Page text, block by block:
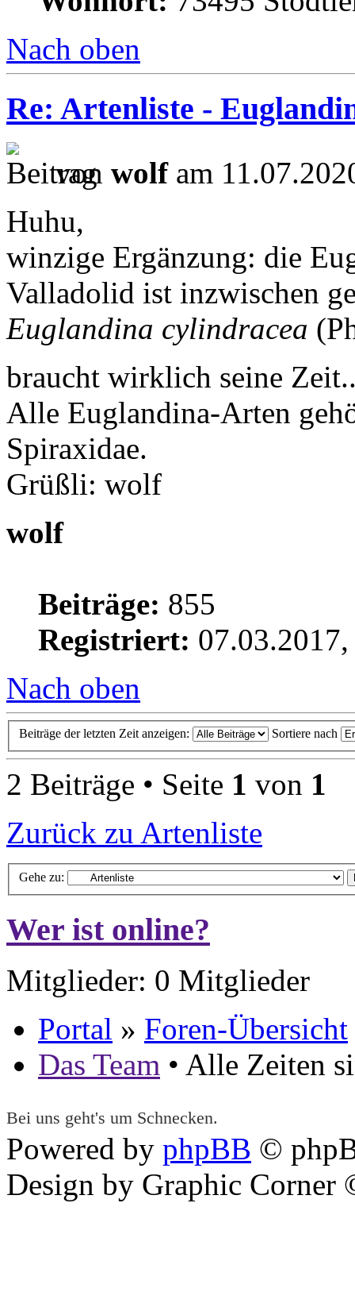
Nach oben
Re: Artenliste -
von wolfam
Huhu,
winzige Ergänzung: die
Valladolid ist inzwischen
Euglandina cylindracea
braucht wirklich seine
Alle Euglandina-Arten
Spiraxidae.
Grüßli: wolf
wolf
Beiträge: 855
Registriert:
Nach oben
Beiträge der letzten Zeit anzeigen: Sortiere nach
2 Beiträge • Seite 1 von 1
Zurück zu Artenliste
Gehe zu:
Wer ist online?
Mitglieder: 0 Mitglieder
Portal » Foren-Übersicht
Das Team • Alle Zeiten
Bei uns geht's um Schnecken.
Powered by phpBB ©
Design by Graphic Corner